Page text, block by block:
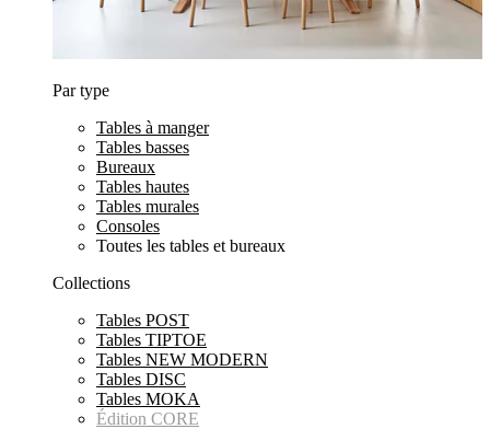
Par type
Tables à manger
Tables basses
Bureaux
Tables hautes
Tables murales
Consoles
Toutes les tables et bureaux
Collections
Tables POST
Tables TIPTOE
Tables NEW MODERN
Tables DISC
Tables MOKA
Édition CORE